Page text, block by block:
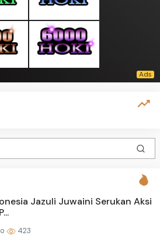
Jazuli Juwaini Serukan Aksi
423